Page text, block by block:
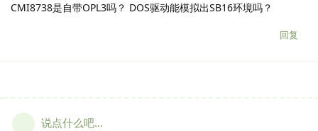
CMI8738是自带OPL3吗？ DOS驱动能模拟出SB16环境吗？
回复
说点什么吧...